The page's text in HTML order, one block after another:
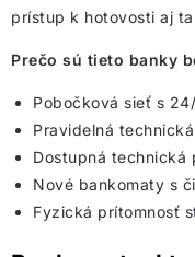
prístup k hotovosti aj
Prečo sú tieto banky
Pobočková sieť s
Pravidelná
Dostupná technická
Nové bankomaty s
Fyzická prítomnosť